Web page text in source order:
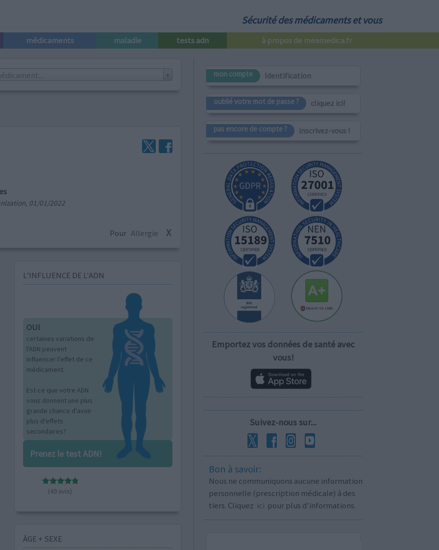
Sécurité des médicaments et vous
médicaments maladie tests adn à propos de meamedica.fr
01/01/2022
Pour Allergie X
L’INFLUENCE DE L'ADN
OUI
certaines variations de
l'ADN peuvent
influencer l'effet de ce
médicament.
Est-ce que votre ADN
vous donnent une plus
grande chance d'avoir
plus d'effets
secondaires?
Prenez le test ADN!
(49 avis)
ÂGE + SEXE
mon compte Identification
oublié votre mot de passe ? cliquez ici!
pas encore de compte ? inscrivez-vous !
Emportez vos données de santé avec
vous!
Suivez-nous sur...
Bon à savoir:
Nous ne communiquons aucune information
personnelle (prescription médicale) à des
tiers. Cliquez ici pour plus d'informations.